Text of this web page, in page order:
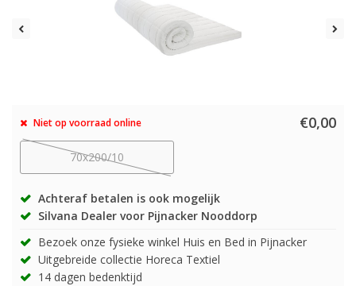
Niet op voorraad online €0,00
70x200/10
Achteraf betalen is ook mogelijk
Silvana Dealer voor Pijnacker Nooddorp
Bezoek onze fysieke winkel Huis en Bed in Pijnacker
Uitgebreide collectie Horeca Textiel
14 dagen bedenktijd